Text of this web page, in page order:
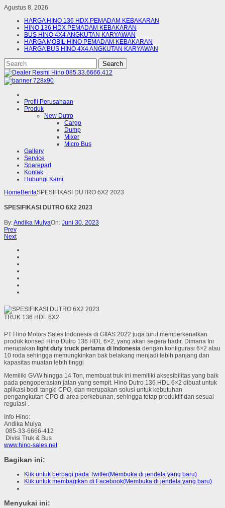
Agustus 8, 2026
HARGA HINO 136 HDX PEMADAM KEBAKARAN
HINO 136 HDX PEMADAM KEBAKARAN
BUS HINO 4X4 ANGKUTAN KARYAWAN
HARGA MOBIL HINO PEMADAM KEBAKARAN
HARGA BUS HINO 4X4 ANGKUTAN KARYAWAN
Profil Perusahaan
Produk
New Dutro
Cargo
Dump
Mixer
Micro Bus
Gallery
Service
Sparepart
Kontak
Hubungi Kami
Home BeritaSPESIFIKASI DUTRO 6X2 2023
SPESIFIKASI DUTRO 6X2 2023
By:Andika MulyaOn: Juni 30, 2023
Prev
Next
TRUK 136 HDL 6X2
PT Hino Motors Sales Indonesia di GIIAS 2022 juga turut memperkenalkan
produk konsep Hino Dutro 136 HDL 6×2, yang akan segera hadir. Dimana Ini
merupakan light duty truck pertama di Indonesia dengan konfigurasi 6×2 atau
10 roda sehingga memungkinkan bak belakang menjadi lebih panjang dan
kapasitas muatan lebih tinggi
Memiliki GVW hingga 14 Ton, membuat truk ini memiliki aksesibilitas yang baik
pada pengoperasian jalan yang sempit. Hino Dutro 136 HDL 6×2 dibuat untuk
aplikasi bodi tangki CPO, dan merupakan solusi untuk kebutuhan
pengangkutan CPO di area perkebunan, sehingga tetap produktif dan sesuai
regulasi .
Info Hino:
Andika Mulya
085-33-6666-412
Divisi Truk & Bus
www.hino-sales.net
Bagikan ini:
Klik untuk berbagi pada Twitter(Membuka di jendela yang baru)
Klik untuk membagikan di Facebook(Membuka di jendela yang baru)
Menyukai ini: